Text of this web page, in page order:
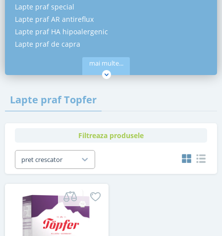
Lapte praf special
Lapte praf AR antireflux
Lapte praf HA hipoalergenic
Lapte praf de capra
mai multe...
Lapte praf Topfer
Filtreaza produsele
pret crescator